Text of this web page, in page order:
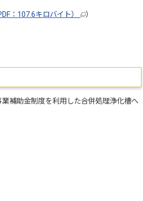
：107.6キロバイト）
）
補助金制度を利用した合併処理浄化槽へ